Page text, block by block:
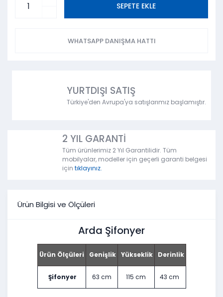
SEPETE EKLE
WHATSAPP DANIŞMA HATTI
YURTDIŞI SATIŞ
Türkiye'den Avrupa'ya satışlarımız başlamıştır.
2 YIL GARANTİ
Tüm ürünlerimiz 2 Yıl Garantilidir. Tüm
mobilyalar, modeller için geçerli garanti belgesi
için tıklayınız.
Ürün Bilgisi ve Ölçüleri
Arda Şifonyer
Ürün Ölçüleri Genişlik Yükseklik Derinlik
Şifonyer 63 cm 115 cm 43 cm